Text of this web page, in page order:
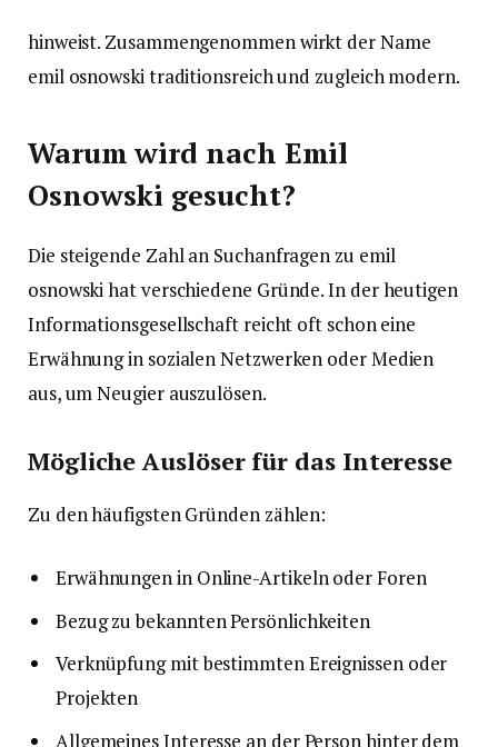
hinweist. Zusammengenommen wirkt der Name
emil osnowski traditionsreich und zugleich modern.
Warum wird nach Emil
Osnowski gesucht?
Die steigende Zahl an Suchanfragen zu emil
osnowski hat verschiedene Gründe. In der heutigen
Informationsgesellschaft reicht oft schon eine
Erwähnung in sozialen Netzwerken oder Medien
aus, um Neugier auszulösen.
Mögliche Auslöser für das Interesse
Zu den häufigsten Gründen zählen:
Erwähnungen in Online-Artikeln oder Foren
Bezug zu bekannten Persönlichkeiten
Verknüpfung mit bestimmten Ereignissen oder
Projekten
Allgemeines Interesse an der Person hinter dem